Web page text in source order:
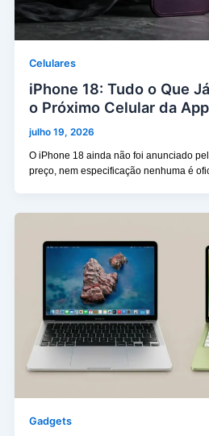
Celulares
iPhone 18: Tudo o Que
o Próximo Celular da
julho 19, 2026
O iPhone 18 ainda não foi anunciado
preço, nem especificação nenhuma é
Gadgets